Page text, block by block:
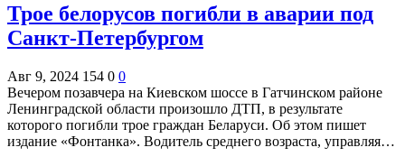
Трое белорусов погибли в аварии под
Санкт-Петербургом
Авг 9, 2024 154 0 0
Вечером позавчера на Киевском шоссе в Гатчинском районе
Ленинградской области произошло ДТП, в результате
которого погибли трое граждан Беларуси. Об этом пишет
издание «Фонтанка». Водитель среднего возраста, управляя…